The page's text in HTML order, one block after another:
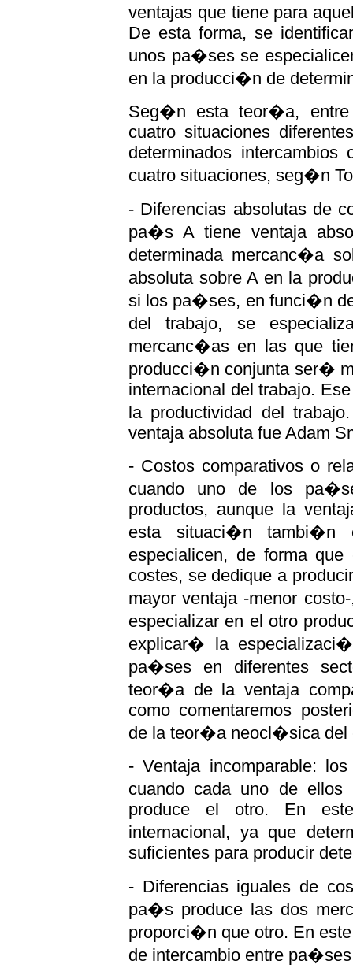
ventajas que tiene para
De esta forma, se
unos pa�ses se
en la producci�n de
Seg�n esta teor�a,
cuatro situaciones
determinados
cuatro situaciones, seg�n
- Diferencias absolutas de
pa�s A tiene ventaja
determinada mercanc�a
absoluta sobre A en la
si los pa�ses, en funci�n
del trabajo, se
mercanc�as en las que
producci�n conjunta ser�
internacional del trabajo.
la productividad del
ventaja absoluta fue Adam
- Costos comparativos o
cuando uno de los
productos, aunque la
esta situaci�n tambi�n
especialicen, de forma
costes, se dedique a
mayor ventaja -menor
especializar en el otro
explicar� la
pa�ses en diferentes
teor�a de la ventaja
como comentaremos
de la teor�a neocl�sica del
- Ventaja incomparable:
cuando cada uno de
produce el otro. En
internacional, ya que
suficientes para producir
- Diferencias iguales de
pa�s produce las dos
proporci�n que otro. En
de intercambio entre